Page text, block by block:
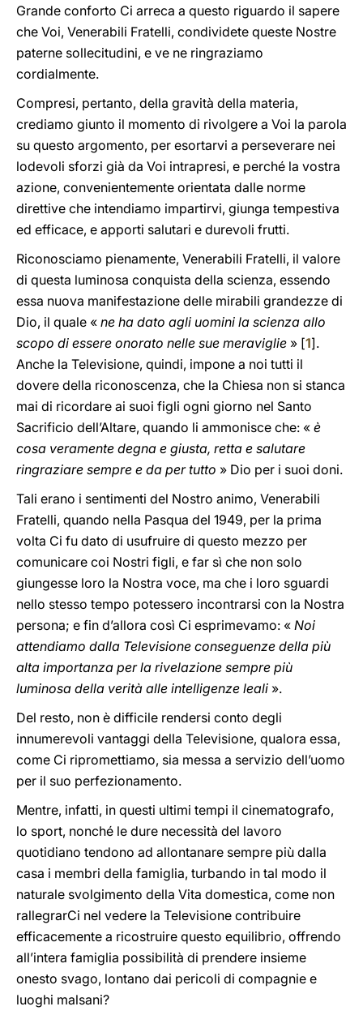
Grande conforto Ci arreca a questo riguardo il sapere
che Voi, Venerabili Fratelli, condividete queste Nostre
paterne sollecitudini, e ve ne ringraziamo
cordialmente.
Compresi, pertanto, della gravità della materia,
crediamo giunto il momento di rivolgere a Voi la parola
su questo argomento, per esortarvi a perseverare nei
lodevoli sforzi già da Voi intrapresi, e perché la vostra
azione, convenientemente orientata dalle norme
direttive che intendiamo impartirvi, giunga tempestiva
ed efficace, e apporti salutari e durevoli frutti.
Riconosciamo pienamente, Venerabili Fratelli, il valore
di questa luminosa conquista della scienza, essendo
essa nuova manifestazione delle mirabili grandezze di
Dio, il quale « ne ha dato agli uomini la scienza allo
scopo di essere onorato nelle sue meraviglie » [1].
Anche la Televisione, quindi, impone a noi tutti il
dovere della riconoscenza, che la Chiesa non si stanca
mai di ricordare ai suoi figli ogni giorno nel Santo
Sacrificio dell’Altare, quando li ammonisce che: « è
cosa veramente degna e giusta, retta e salutare
ringraziare sempre e da per tutto » Dio per i suoi doni.
Tali erano i sentimenti del Nostro animo, Venerabili
Fratelli, quando nella Pasqua del 1949, per la prima
volta Ci fu dato di usufruire di questo mezzo per
comunicare coi Nostri figli, e far sì che non solo
giungesse loro la Nostra voce, ma che i loro sguardi
nello stesso tempo potessero incontrarsi con la Nostra
persona; e fin d’allora così Ci esprimevamo: « Noi
attendiamo dalla Televisione conseguenze della più
alta importanza per la rivelazione sempre più
luminosa della verità alle intelligenze leali ».
Del resto, non è difficile rendersi conto degli
innumerevoli vantaggi della Televisione, qualora essa,
come Ci ripromettiamo, sia messa a servizio dell’uomo
per il suo perfezionamento.
Mentre, infatti, in questi ultimi tempi il cinematografo,
lo sport, nonché le dure necessità del lavoro
quotidiano tendono ad allontanare sempre più dalla
casa i membri della famiglia, turbando in tal modo il
naturale svolgimento della Vita domestica, come non
rallegrarCi nel vedere la Televisione contribuire
efficacemente a ricostruire questo equilibrio, offrendo
all’intera famiglia possibilità di prendere insieme
onesto svago, lontano dai pericoli di compagnie e
luoghi malsani?